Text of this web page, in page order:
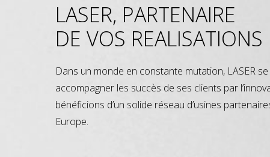
LASER, PARTENAIRE
DE VOS REALISATIONS
Dans un monde en constante mutation, LASER
accompagner les succès de ses clients par
bénéficions d’un solide réseau d’usines
Europe.